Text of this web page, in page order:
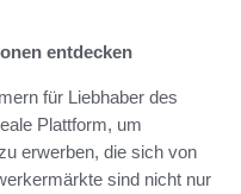
entdecken
für Liebhaber des
Plattform, um
erwerben, die sich von
sind nicht nur